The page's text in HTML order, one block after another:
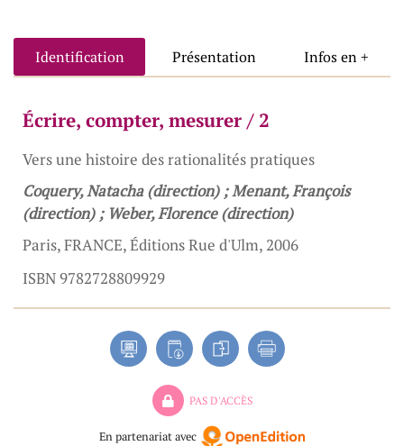
Identification Présentation Infos en +
Écrire, compter, mesurer / 2
Vers une histoire des rationalités pratiques
Coquery, Natacha (direction) ; Menant, François
(direction) ; Weber, Florence (direction)
Paris, FRANCE, Éditions Rue d'Ulm, 2006
ISBN 9782728809929
PAS D'ACCÈS
En partenariat avec